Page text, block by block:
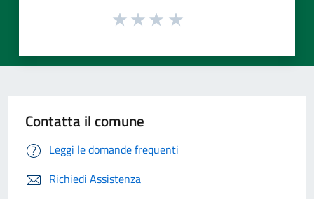
Contatta il comune
Leggi le domande frequenti
Richiedi Assistenza